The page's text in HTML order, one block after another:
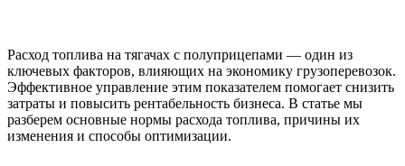
Расход топлива на тягачах с полуприцепами — один из
ключевых факторов, влияющих на экономику грузоперевозок.
Эффективное управление этим показателем помогает снизить
затраты и повысить рентабельность бизнеса. В статье мы
разберем основные нормы расхода топлива, причины их
изменения и способы оптимизации.